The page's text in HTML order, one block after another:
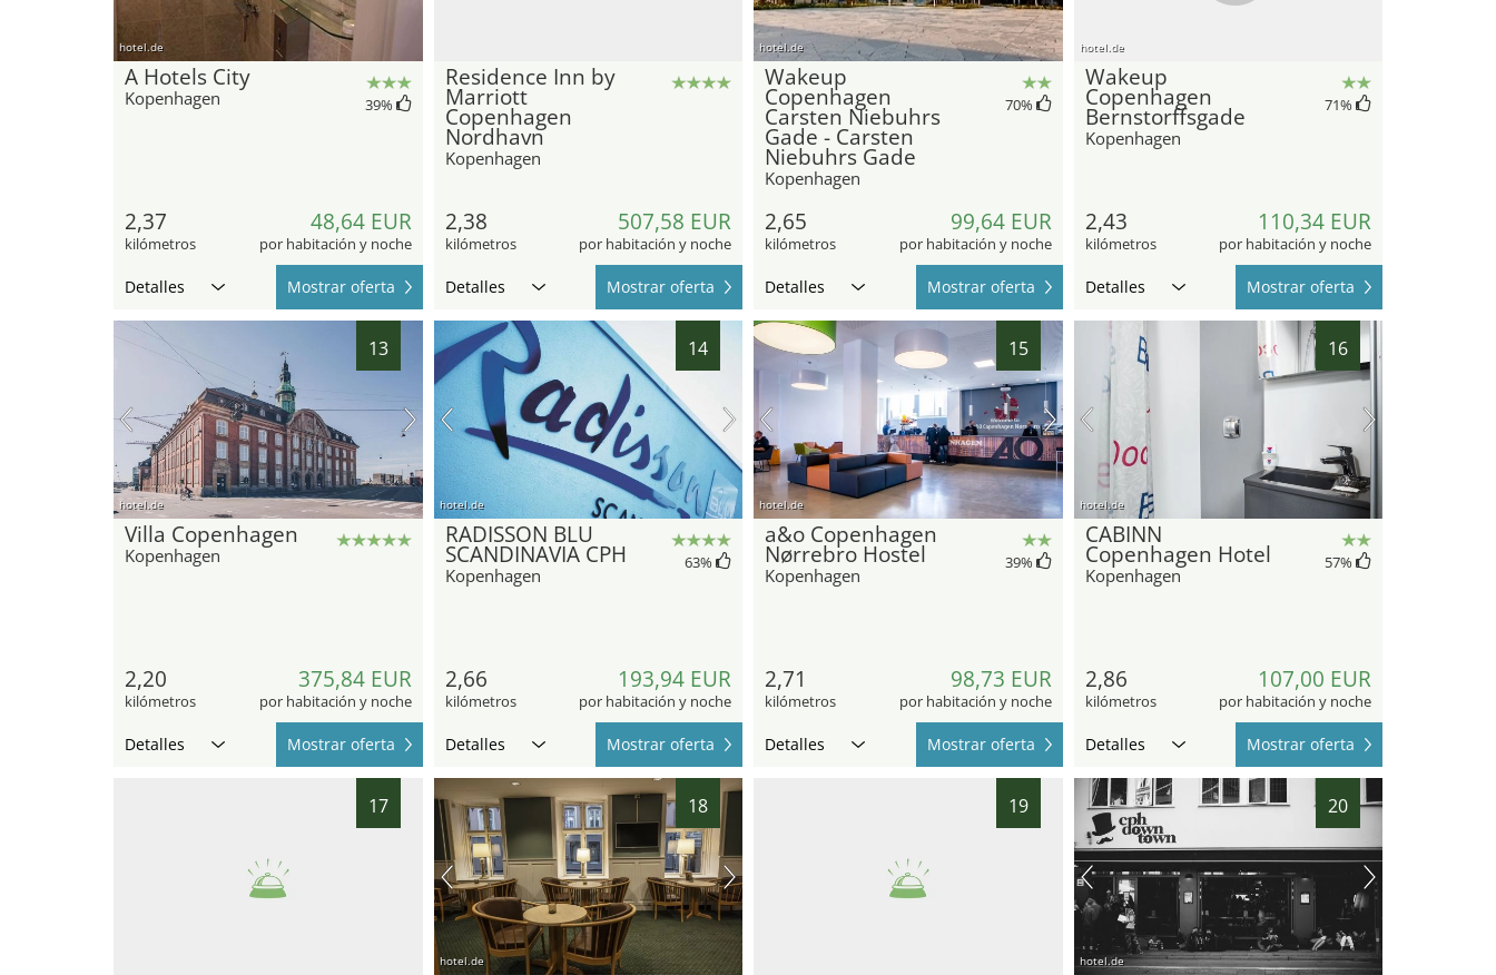
hotel.de
A Hotels City
Kopenhagen 39%
2,37
kilómetros
48,64 EUR
por habitación y noche
Detalles Mostrar oferta
Residence Inn by
Marriott
Copenhagen
Nordhavn
Kopenhagen
2,38
kilómetros
507,58 EUR
por habitación y noche
Detalles Mostrar oferta
hotel.de
Wakeup
Copenhagen
Carsten Niebuhrs
Gade - Carsten
Niebuhrs Gade
Kopenhagen
70%
2,65
kilómetros
99,64 EUR
por habitación y noche
Detalles Mostrar oferta
hotel.de
Wakeup
Copenhagen
Bernstorffsgade
Kopenhagen
71%
2,43
kilómetros
110,34 EUR
por habitación y noche
Detalles Mostrar oferta
13
hotel.de
Villa Copenhagen
Kopenhagen
2,20
kilómetros
375,84 EUR
por habitación y noche
Detalles Mostrar oferta
14
hotel.de
RADISSON BLU
SCANDINAVIA CPH
Kopenhagen
63%
2,66
kilómetros
193,94 EUR
por habitación y noche
Detalles Mostrar oferta
15
hotel.de
a&o Copenhagen
Nørrebro Hostel
Kopenhagen
39%
2,71
kilómetros
98,73 EUR
por habitación y noche
Detalles Mostrar oferta
16
hotel.de
CABINN
Copenhagen Hotel
Kopenhagen
57%
2,86
kilómetros
107,00 EUR
por habitación y noche
Detalles Mostrar oferta
17 18
hotel.de
19 20
hotel.de